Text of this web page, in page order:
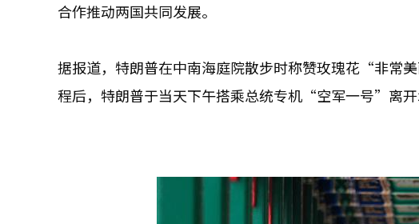
合作推动两国共同发展。
据报道，特朗普在中南海庭院散步时称赞玫瑰花“非常
程后，特朗普于当天下午搭乘总统专机“空军一号”离开